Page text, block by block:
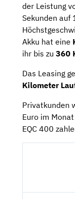
der Leistung
Sekunden auf
Akku hat eine
ihr bis zu 360
Das Leasing
Kilometer
Privatkunden
Euro im
EQC 400